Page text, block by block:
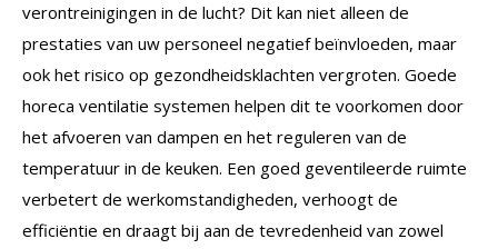
verontreinigingen in de lucht? Dit kan niet alleen de
prestaties van uw personeel negatief beïnvloeden, maar
ook het risico op gezondheidsklachten vergroten. Goede
horeca ventilatie systemen helpen dit te voorkomen door
het afvoeren van dampen en het reguleren van de
temperatuur in de keuken. Een goed geventileerde ruimte
verbetert de werkomstandigheden, verhoogt de
efficiëntie en draagt bij aan de tevredenheid van zowel